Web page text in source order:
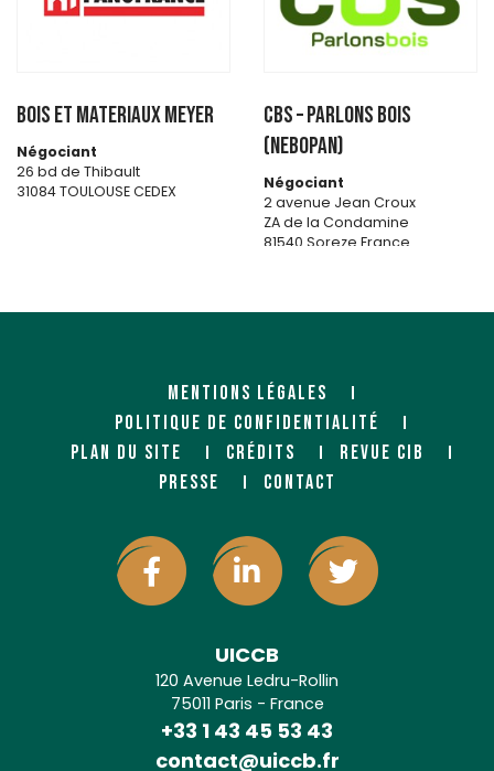
BOIS ET MATERIAUX MEYER
Négociant
26 bd de Thibault
31084 TOULOUSE CEDEX
CBS – PARLONS BOIS
(NEBOPAN)
Négociant
2 avenue Jean Croux
ZA de la Condamine
81540 Soreze France
Zl • Rue Claude Bernard
26106 ROMANS-SUR-ISÈRE
Négociant
4, rue de la Plaine Basse
94290 VILLENEUVE-LE-ROI
GABRIEL SAS
(SYLVALLIANCE)
MENTIONS LÉGALES
POLITIQUE DE CONFIDENTIALITÉ
PLAN DU SITE
CRÉDITS
REVUE CIB
PRESSE
CONTACT
UICCB
120 Avenue Ledru-Rollin
75011 Paris - France
+33 1 43 45 53 43
contact@uiccb.fr